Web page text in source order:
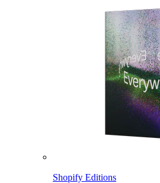
Shopify Editions